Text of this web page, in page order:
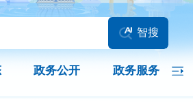
智搜
政务公开 政务服务